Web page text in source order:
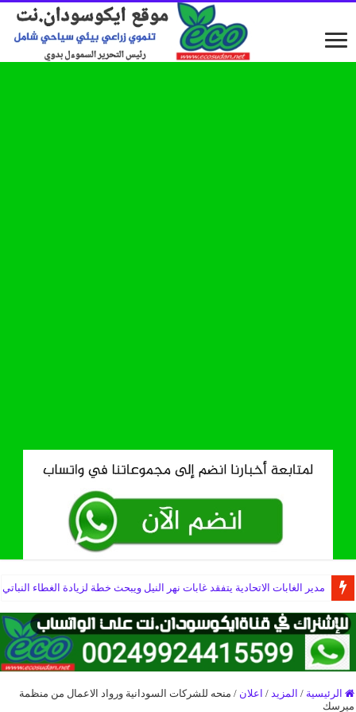
مدير الغابات الاتحادية يتفقد غابات نهر النيل ويبحث خطة لزيادة الغطاء النباتي
الرئيسية / المزيد / اعلان / منحه للشركات السودانية ورواد الاعمال من منظمة
ميرسك